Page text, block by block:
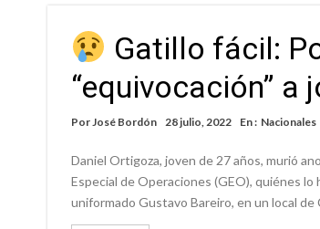
Gatillo fácil:
“equivocación” a
PorJosé Bordón 28 julio, 2022 En : Nacionales
Daniel Ortigoza, joven de 27 años, murió
Especial de Operaciones (GEO), quiénes
uniformado Gustavo Bareiro, en un local